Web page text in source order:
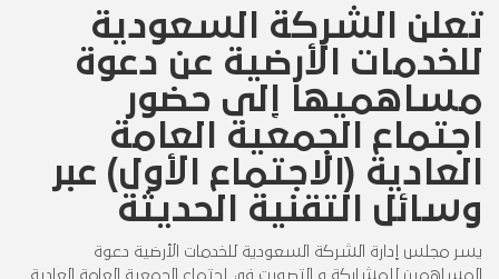
تعلن الشركة السعودية
للخدمات الأرضية عن دعوة
مساهميها إلى حضور
اجتماع الجمعية العامة
العادية (الاجتماع الأول) عبر
وسائل التقنية الحديثة
يسر مجلس إدارة الشركة السعودية للخدمات الأرضية دعوة
المساهمين للمشاركة و التصويت في إجتماع الجمعية العامة العادية